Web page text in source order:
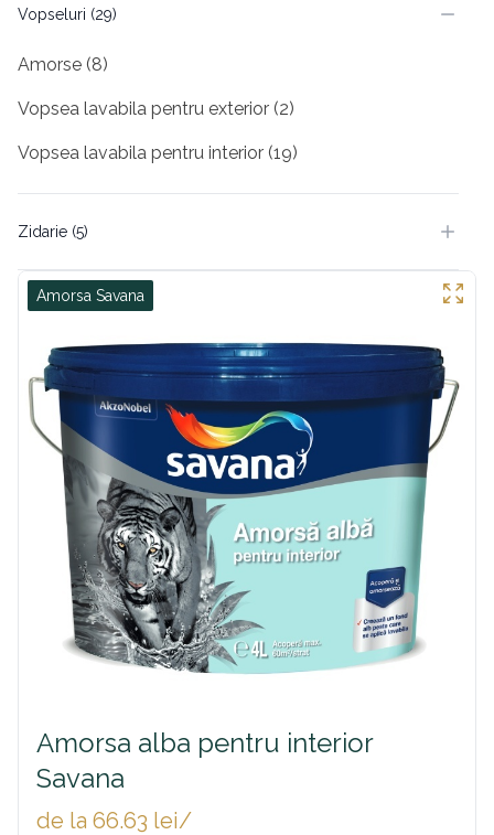
Vopseluri (29)
Amorse (8)
Vopsea lavabila pentru exterior (2)
Vopsea lavabila pentru interior (19)
Zidarie (5)
Amorsa Savana
Amorsa alba pentru interior
Savana
de la 66.63 lei/